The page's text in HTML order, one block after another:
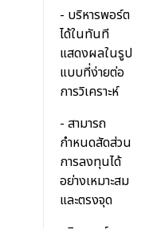
- บริหารพอร์ต
ได้ในทันที
แสดงผลในรูป
แบบที่ง่ายต่อ
การวิเคราะห์
- สามารถ
กำหนดสัดส่วน
การลงทุนได้
อย่างเหมาะสม
และตรงจุด